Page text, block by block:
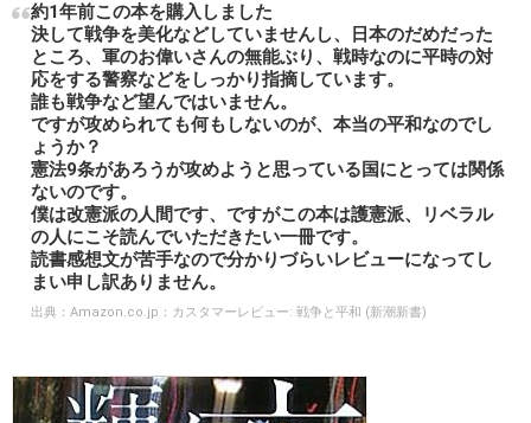
約1年前この本を購入しました
決して戦争を美化などしていませんし、日本のだめだった
ところ、軍のお偉いさんの無能ぶり、戦時なのに平時の対
応をする警察などをしっかり指摘しています。
誰も戦争など望んではいません。
ですが攻められても何もしないのが、本当の平和なのでし
ょうか？
憲法9条があろうが攻めようと思っている国にとっては関係
ないのです。
僕は改憲派の人間です、ですがこの本は護憲派、リベラル
の人にこそ読んでいただきたい一冊です。
読書感想文が苦手なので分かりづらいレビューになってし
まい申し訳ありません。
出典： Amazon.co.jp：カスタマーレビュー: 戦争と平和 (新潮新書)